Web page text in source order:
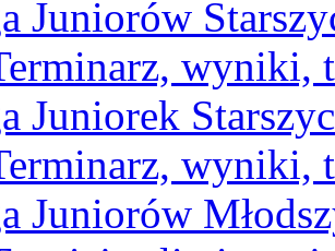
Juniorów
wyniki,
Juniorek
wyniki,
Juniorów